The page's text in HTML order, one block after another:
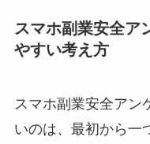
スマホ副業安全ア
やすい考え方
スマホ副業安全アン
いのは、最初から一